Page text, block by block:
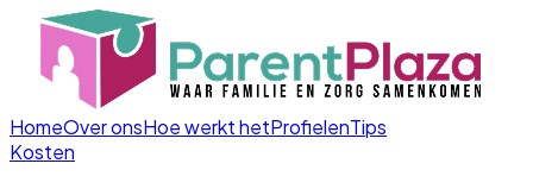
HomeOver onsHoe werkt hetProfielenTips
Kosten